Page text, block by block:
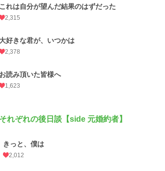
これは自分が望んだ結果のはずだった
2,315
大好きな君が、いつかは
2,378
お読み頂いた皆様へ
1,623
それぞれの後日談【side 元婚約者】
きっと、僕は
2,012